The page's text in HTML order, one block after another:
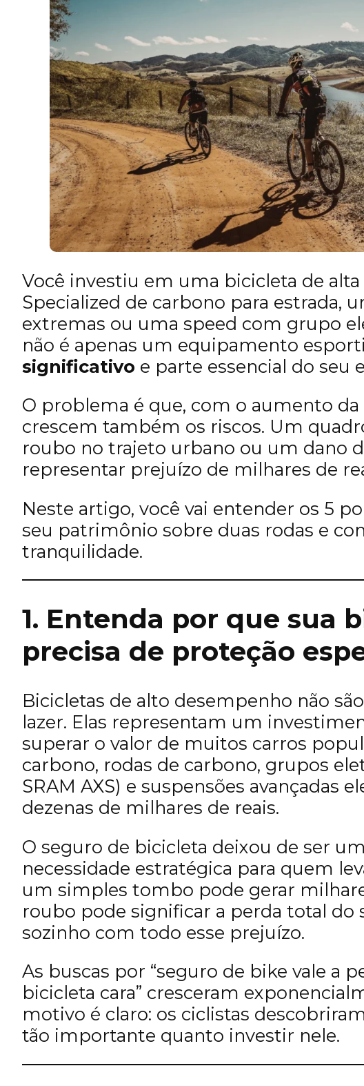
Você investiu em uma bicicleta de
Specialized de carbono para estrada,
extremas ou uma speed com grupo
não é apenas um equipamento
significativo e parte essencial do seu
O problema é que, com o aumento
crescem também os riscos. Um
roubo no trajeto urbano ou um dano
representar prejuízo de milhares de
Neste artigo, você vai entender os 5
seu patrimônio sobre duas rodas e
tranquilidade.
1. Entenda por que sua
precisa de proteção
Bicicletas de alto desempenho não
lazer. Elas representam um
superar o valor de muitos carros
carbono, rodas de carbono, grupos
SRAM AXS) e suspensões avançadas
dezenas de milhares de reais.
O seguro de bicicleta deixou de ser
necessidade estratégica para quem
um simples tombo pode gerar
roubo pode significar a perda total do
sozinho com todo esse prejuízo.
As buscas por “seguro de bike vale a
bicicleta cara” cresceram
motivo é claro: os ciclistas
tão importante quanto investir nele.